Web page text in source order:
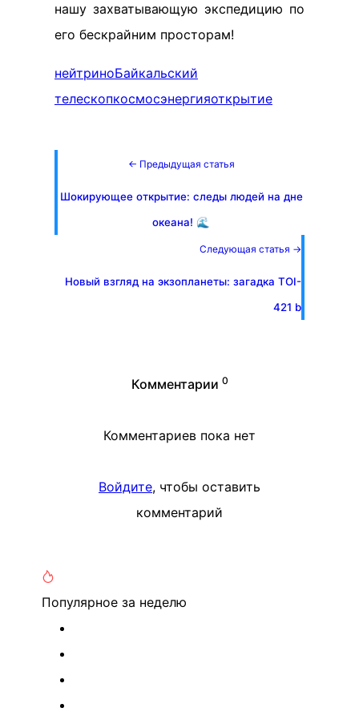
нашу захватывающую экспедицию по
его бескрайним просторам!
нейтриноБайкальский
телескопкосмосэнергияоткрытие
← Предыдущая статья
Шокирующее открытие: следы людей на дне
океана! 🌊
Следующая статья →
Новый взгляд на экзопланеты: загадка TOI-
421 b
Комментарии 0
Комментариев пока нет
Войдите, чтобы оставить
комментарий
Популярное за неделю